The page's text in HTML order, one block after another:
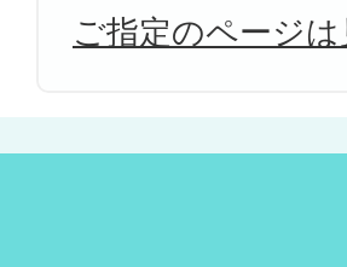
ご指定のページ